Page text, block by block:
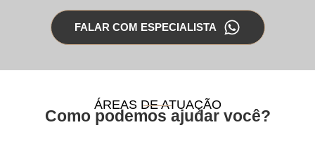
FALAR COM ESPECIALISTA
ÁREAS DE ATUAÇÃO
Como podemos ajudar você?